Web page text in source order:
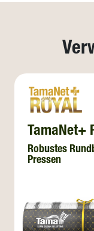
TamaNet+
Robustes
Pressen